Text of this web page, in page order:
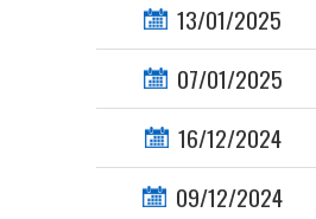
13/01/2025
07/01/2025
16/12/2024
09/12/2024